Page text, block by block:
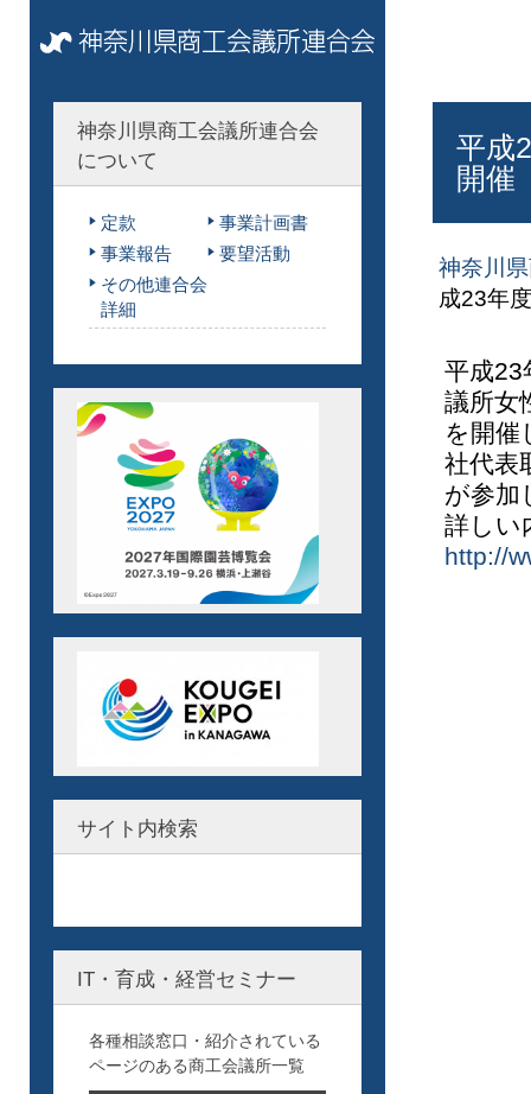
平成
開催
神奈川
成23年
平成23
議所女
を開催
社代表
が参加
詳しい
http://
神奈川県商工会議所連合会
について
定款
事業計画書
事業報告
要望活動
その他連合会
詳細
サイト内検索
IT・育成・経営セミナー
各種相談窓口・紹介されている
ページのある商工会議所一覧